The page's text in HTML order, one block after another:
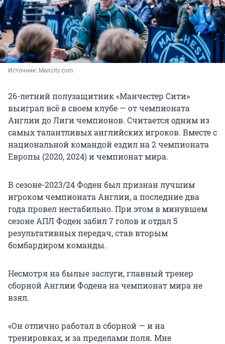
Источник: Mancity.com
26-летний полузащитник «Манчестер Сити»
выиграл всё в своем клубе — от чемпионата
Англии до Лиги чемпионов. Считается одним из
самых талантливых английских игроков. Вместе с
национальной командой ездил на 2 чемпионата
Европы (2020, 2024) и чемпионат мира.
В сезоне-2023/24 Фоден был признан лучшим
игроком чемпионата Англии, а последние два
года провел нестабильно. При этом в минувшем
сезоне АПЛ Фоден забил 7 голов и отдал 5
результативных передач, став вторым
бомбардиром команды.
Несмотря на былые заслуги, главный тренер
сборной Англии Фодена на чемпионат мира не
взял.
«Он отлично работал в сборной — и на
тренировках, и за пределами поля. Мне